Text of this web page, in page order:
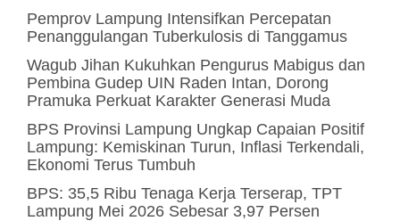
Pemprov Lampung Intensifkan Percepatan
Penanggulangan Tuberkulosis di Tanggamus
Wagub Jihan Kukuhkan Pengurus Mabigus dan
Pembina Gudep UIN Raden Intan, Dorong
Pramuka Perkuat Karakter Generasi Muda
BPS Provinsi Lampung Ungkap Capaian Positif
Lampung: Kemiskinan Turun, Inflasi Terkendali,
Ekonomi Terus Tumbuh
BPS: 35,5 Ribu Tenaga Kerja Terserap, TPT
Lampung Mei 2026 Sebesar 3,97 Persen